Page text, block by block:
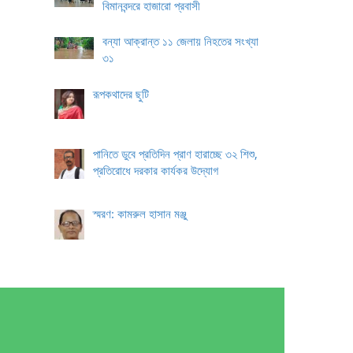
বিমানবন্দরে হাজারো প্রবাসী
বন্যা আক্রান্ত ১১ জেলায় নিহতের সংখ্যা
৩১
রূপকথাদের ছুটি
পানিতে ডুবে প্রতিদিন প্রাণ হারাচ্ছে ৩২ শিশু,
প্রতিরোধে দরকার কার্যকর উদ্যোগ
স্মরণ: কামরুল হাসান মঞ্জু